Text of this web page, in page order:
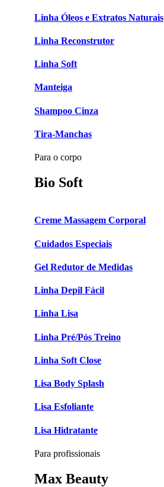
Linha Óleos e Extratos Naturais
Linha Reconstrutor
Linha Soft
Manteiga
Shampoo Cinza
Tira-Manchas
Para o corpo
Bio Soft
Creme Massagem Corporal
Cuidados Especiais
Gel Redutor de Medidas
Linha Depil Fácil
Linha Lisa
Linha Pré/Pós Treino
Linha Soft Close
Lisa Body Splash
Lisa Esfoliante
Lisa Hidratante
Para profissionais
Max Beauty